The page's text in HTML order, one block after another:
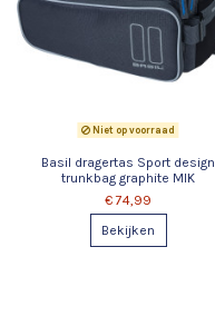
Niet op voorraad
Basil dragertas Sport design
trunkbag graphite MIK
€ 74,99
Bekijken